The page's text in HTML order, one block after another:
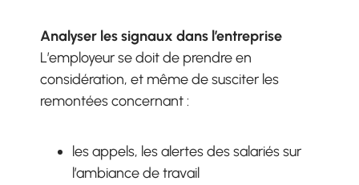
Analyser les signaux dans l’entreprise
L’employeur se doit de prendre en
considération, et même de susciter les
remontées concernant :
les appels, les alertes des salariés sur
l’ambiance de travail